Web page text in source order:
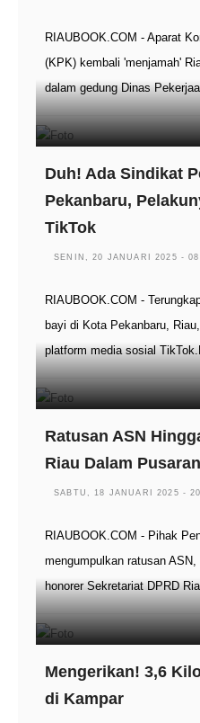
RIAUBOOK.COM - Aparat
(KPK) kembali 'menjamah'
dalam gedung Dinas
Duh! Ada Sindikat
Pekanbaru,
TikTok
SENIN, 20 JANUARI 2025 -
RIAUBOOK.COM -
bayi di Kota Pekanbaru,
platform media sosial
Ratusan ASN
Riau Dalam
SABTU, 18 JANUARI 2025 -
RIAUBOOK.COM - Pihak
mengumpulkan ratusan
honorer Sekretariat DPRD
Mengerikan! 3,6
di Kampar